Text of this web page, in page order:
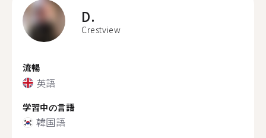
D.
Crestview
流暢
英語
学習中の言語
韓国語